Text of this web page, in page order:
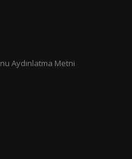
Aydınlatma Metni